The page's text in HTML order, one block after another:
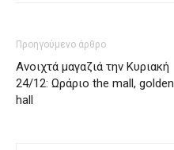
Προηγούμενο άρθρο
Ανοιχτά μαγαζιά την Κυριακή
24/12: Ωράριο the mall, golden
hall